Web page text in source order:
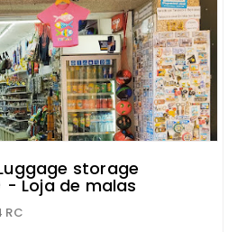
storage
- Loja de malas
RC